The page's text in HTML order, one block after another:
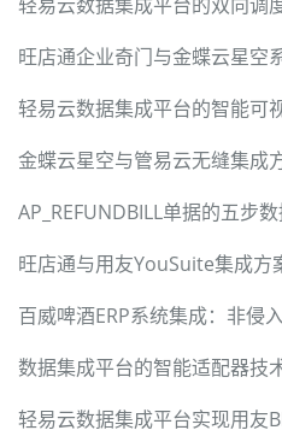
旺店通企业奇门与金蝶云星空
轻易云数据集成平台的智能可
金蝶云星空与管易云无缝集成
AP_REFUNDBILL单据的五步
旺店通与用友YouSuite集成方
百威啤酒ERP系统集成：非侵
数据集成平台的智能适配器技